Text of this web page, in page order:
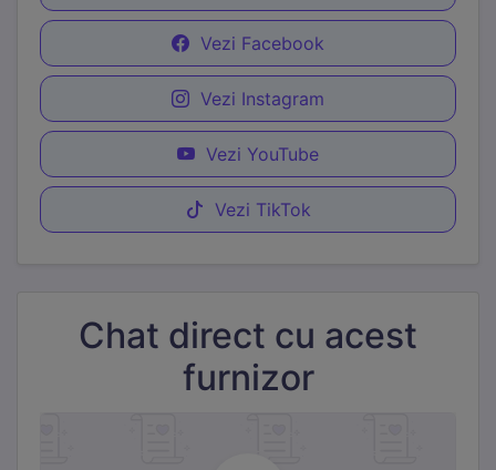
Vezi Facebook
Vezi Instagram
Vezi YouTube
Vezi TikTok
Chat direct cu acest
furnizor